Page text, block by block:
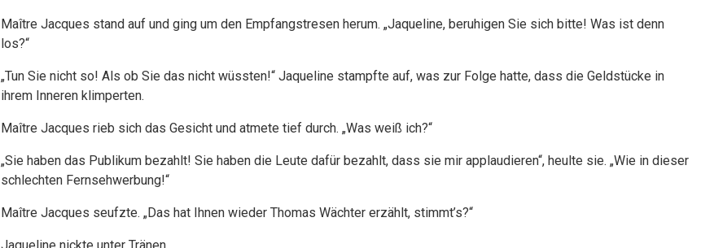
Maître Jacques stand auf und ging um den Empfangstresen herum. „Jaqueline, beruhigen Sie sich bitte! Was ist denn
los?“
„Tun Sie nicht so! Als ob Sie das nicht wüssten!“ Jaqueline stampfte auf, was zur Folge hatte, dass die Geldstücke in
ihrem Inneren klimperten.
Maître Jacques rieb sich das Gesicht und atmete tief durch. „Was weiß ich?“
„Sie haben das Publikum bezahlt! Sie haben die Leute dafür bezahlt, dass sie mir applaudieren“, heulte sie. „Wie in dieser
schlechten Fernsehwerbung!“
Maître Jacques seufzte. „Das hat Ihnen wieder Thomas Wächter erzählt, stimmt’s?“